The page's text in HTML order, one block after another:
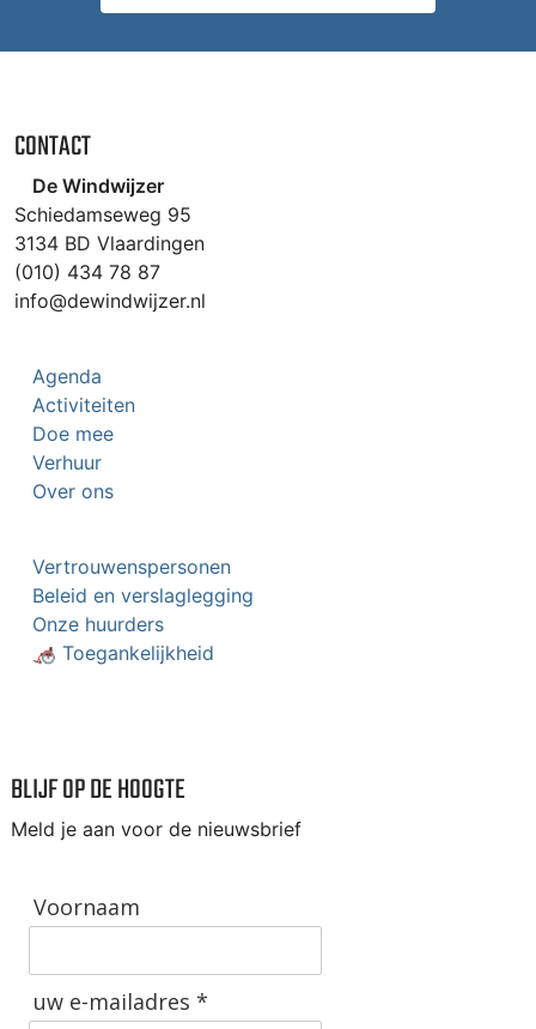
CONTACT
De Windwijzer
Schiedamseweg 95
3134 BD Vlaardingen
(010) 434 78 87
info@dewindwijzer.nl
Agenda
Activiteiten
Doe mee
Verhuur
Over ons
Vertrouwenspersonen
Beleid en verslaglegging
Onze huurders
🦽 Toegankelijkheid
BLIJF OP DE HOOGTE
Meld je aan voor de nieuwsbrief
Voornaam
uw e-mailadres *